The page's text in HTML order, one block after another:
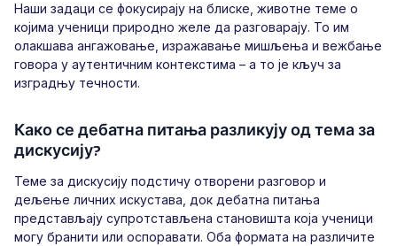
Наши задаци се фокусирају на блиске, животне теме о
којима ученици природно желе да разговарају. То им
олакшава ангажовање, изражавање мишљења и вежбање
говора у аутентичним контекстима – а то је кључ за
изградњу течности.
Како се дебатна питања разликују од тема за
дискусију?
Теме за дискусију подстичу отворени разговор и
дељење личних искустава, док дебатна питања
представљају супротстављена становишта која ученици
могу бранити или оспоравати. Оба формата на различите